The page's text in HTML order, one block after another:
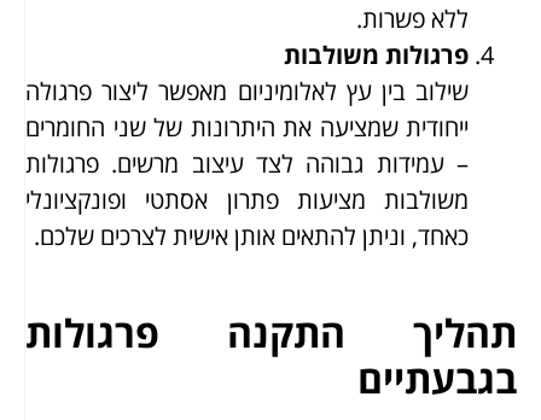
ללא פשרות.
פרגולות משולבות
שילוב בין עץ לאלומיניום מאפשר ליצור פרגולה
ייחודית שמציעה את היתרונות של שני החומרים
– עמידות גבוהה לצד עיצוב מרשים. פרגולות
משולבות מציעות פתרון אסתטי ופונקציונלי
כאחד, וניתן להתאים אותן אישית לצרכים שלכם.
תהליך התקנה פרגולות
בגבעתיים